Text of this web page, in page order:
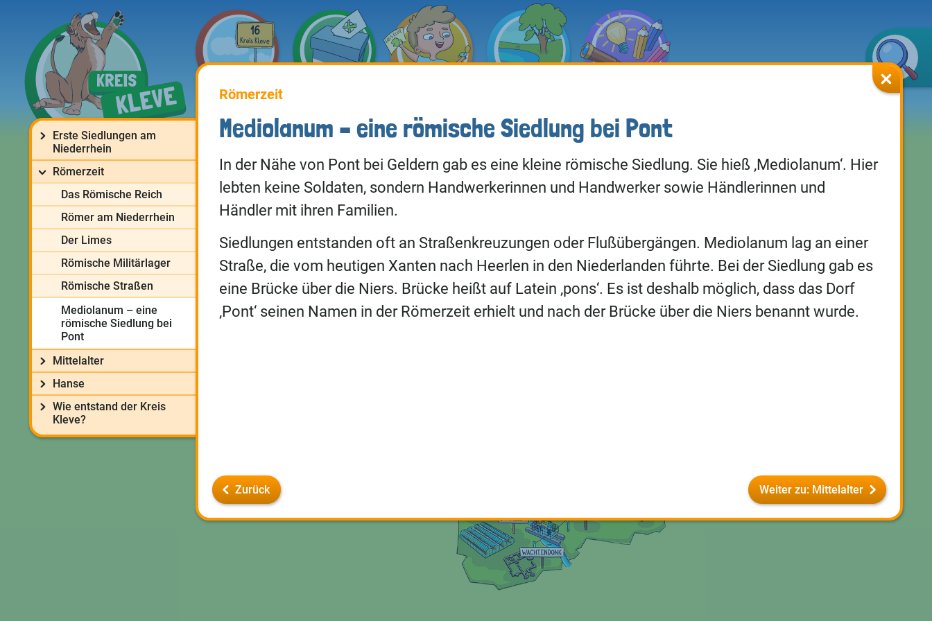
Römerzeit
Mediolanum – eine römische Siedlung bei Pont
In der Nähe von Pont bei Geldern gab es eine kleine römische Siedlung. Sie hieß ‚Mediolanum‘. Hier
lebten keine Soldaten, sondern Handwerkerinnen und Handwerker sowie Händlerinnen und
Händler mit ihren Familien.
Siedlungen entstanden oft an Straßenkreuzungen oder Flußübergängen. Mediolanum lag an einer
Straße, die vom heutigen Xanten nach Heerlen in den Niederlanden führte. Bei der Siedlung gab es
eine Brücke über die Niers. Brücke heißt auf Latein ‚pons‘. Es ist deshalb möglich, dass das Dorf
‚Pont‘ seinen Namen in der Römerzeit erhielt und nach der Brücke über die Niers benannt wurde.
Zurück Weiter zu: Mittelalter
Erste Siedlungen am
Niederrhein
Römerzeit
Das Römische Reich
Römer am Niederrhein
Der Limes
Römische Militärlager
Römische Straßen
Mediolanum – eine
römische Siedlung bei
Pont
Mittelalter
Hanse
Wie entstand der Kreis
Kleve?